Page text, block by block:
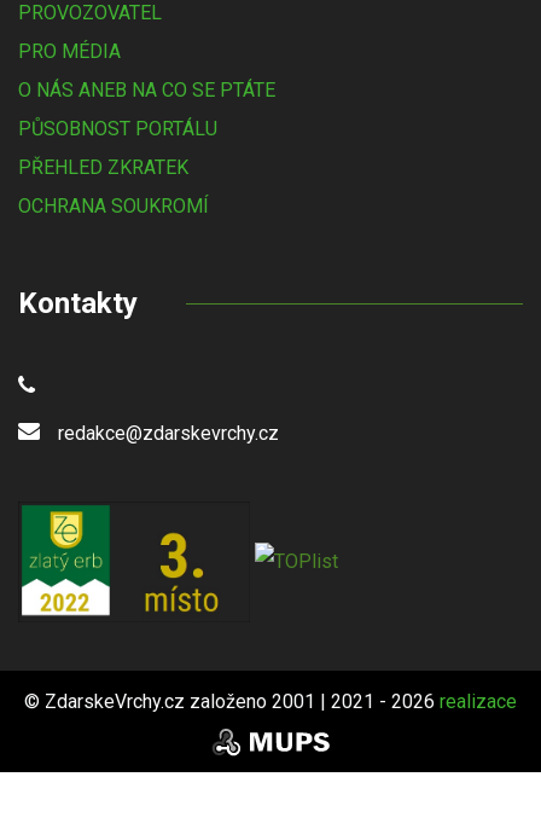
PROVOZOVATEL
PRO MÉDIA
O NÁS ANEB NA CO SE PTÁTE
PŮSOBNOST PORTÁLU
PŘEHLED ZKRATEK
OCHRANA SOUKROMÍ
Kontakty
redakce@zdarskevrchy.cz
© ZdarskeVrchy.cz založeno 2001 | 2021 - 2026 realizace